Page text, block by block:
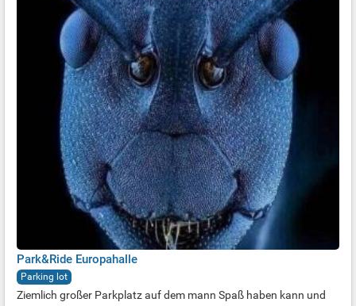
Park&Ride Europahalle
Parking lot
Ziemlich großer Parkplatz auf dem mann Spaß haben kann und